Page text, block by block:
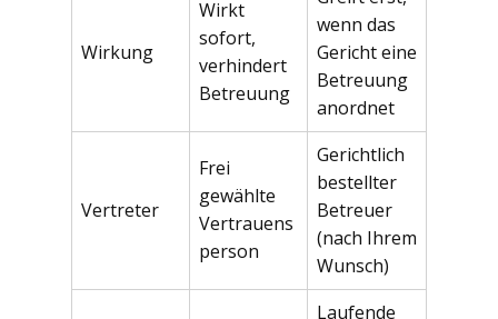
Wirkung
Wirkt
sofort,
verhindert
Betreuung
wenn das
Gericht eine
Betreuung
anordnet
Vertreter
Frei
gewählte
Vertrauens
person
Gerichtlich
bestellter
Betreuer
(nach Ihrem
Wunsch)
Laufende